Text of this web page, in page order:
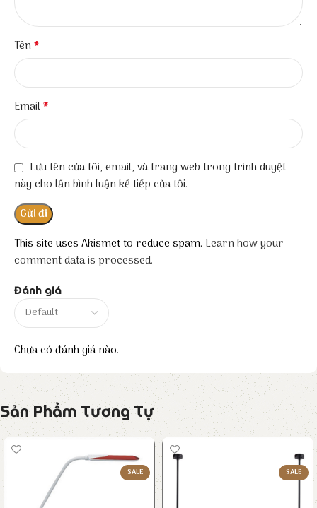
Đánh giá
Chưa có đánh giá nào.
Tên*
Email*
Lưu tên của tôi, email, và trang web trong trình duyệt
này cho lần bình luận kế tiếp của tôi.
This site uses Akismet to reduce spam. Learn how your
comment data is processed.
Sản Phẩm Tương Tự
SALE SALE